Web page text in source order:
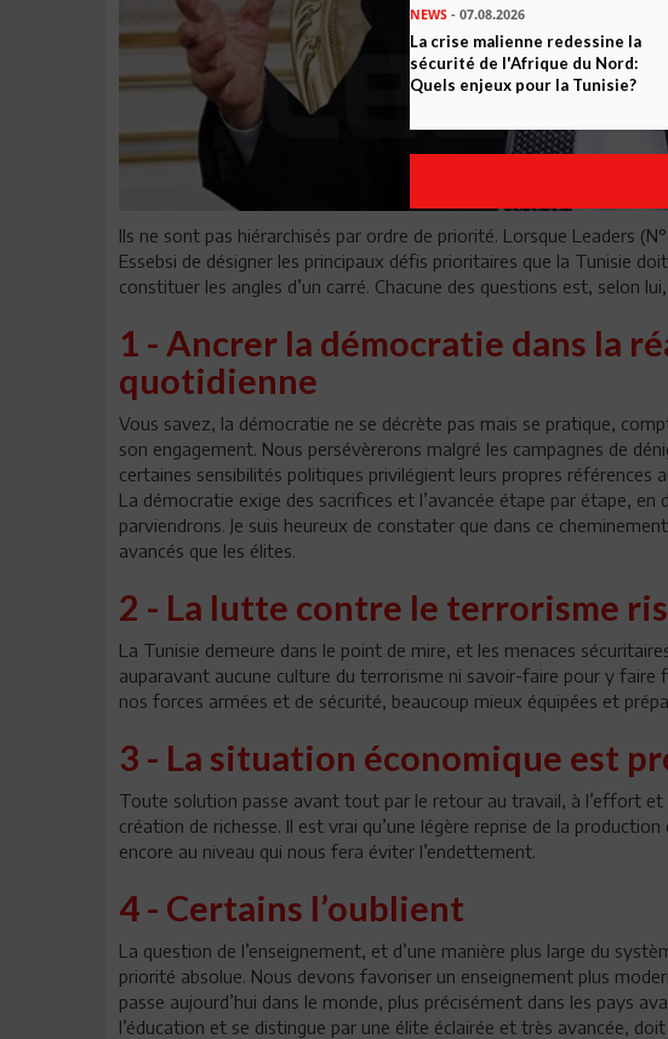
Ils ne sont pas hiérarchisés par ordre de priorité. Lorsque Leaders
Essebsi de désigner les principaux défis prioritaires que la Tunisie
constituer les angles d’un carré. Chacune des questions est, selon
1 - Ancrer la démocratie dans la
quotidienne
Vous savez, la démocratie ne se décrète pas mais se pratique,
son engagement. Nous persévèrerons malgré les campagnes de
certaines sensibilités politiques privilégient leurs propres références
La démocratie exige des sacrifices et l’avancée étape par étape,
parviendrons. Je suis heureux de constater que dans ce
avancés que les élites.
2 - La lutte contre le terrorisme
La Tunisie demeure dans le point de mire, et les menaces
auparavant aucune culture du terrorisme ni savoir-faire pour y faire
nos forces armées et de sécurité, beaucoup mieux équipées et
3 - La situation économique est
Toute solution passe avant tout par le retour au travail, à l’effort
création de richesse. Il est vrai qu’une légère reprise de la
encore au niveau qui nous fera éviter l’endettement.
4 - Certains l’oublient
La question de l’enseignement, et d’une manière plus large du
priorité absolue. Nous devons favoriser un enseignement plus
passe aujourd’hui dans le monde, plus précisément dans les pays
l’éducation et se distingue par une élite éclairée et très avancée,
NEWS - 07.08.2026
La crise malienne redessine la
sécurité de l'Afrique du Nord:
Quels enjeux pour la Tunisie?